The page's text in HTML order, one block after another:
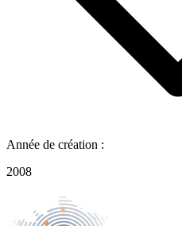
Année de création :
2008